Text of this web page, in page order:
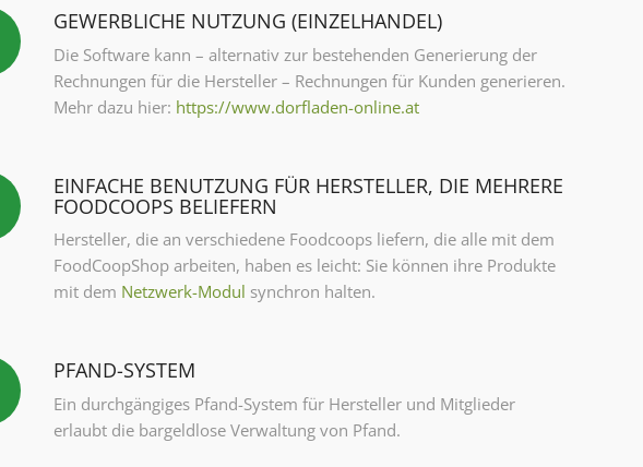
GEWERBLICHE NUTZUNG (EINZELHANDEL)
Die Software kann – alternativ zur bestehenden Generierung der
Rechnungen für die Hersteller – Rechnungen für Kunden generieren.
Mehr dazu hier: https://www.dorfladen-online.at
EINFACHE BENUTZUNG FÜR HERSTELLER, DIE MEHRERE
FOODCOOPS BELIEFERN
Hersteller, die an verschiedene Foodcoops liefern, die alle mit dem
FoodCoopShop arbeiten, haben es leicht: Sie können ihre Produkte
mit dem Netzwerk-Modul synchron halten.
PFAND-SYSTEM
Ein durchgängiges Pfand-System für Hersteller und Mitglieder
erlaubt die bargeldlose Verwaltung von Pfand.